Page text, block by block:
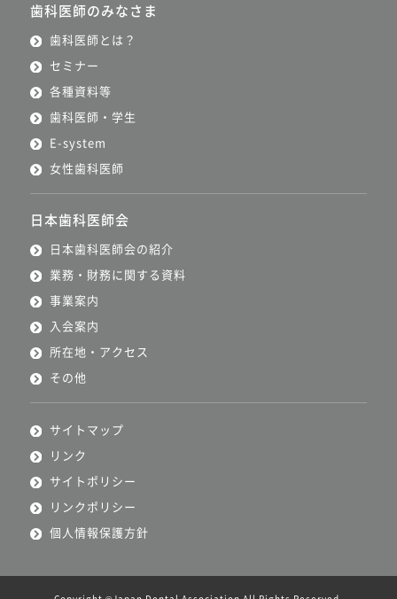
歯科医師のみなさま
歯科医師とは？
セミナー
各種資料等
歯科医師・学生
E-system
女性歯科医師
日本歯科医師会
日本歯科医師会の紹介
業務・財務に関する資料
事業案内
入会案内
所在地・アクセス
その他
サイトマップ
リンク
サイトポリシー
リンクポリシー
個人情報保護方針